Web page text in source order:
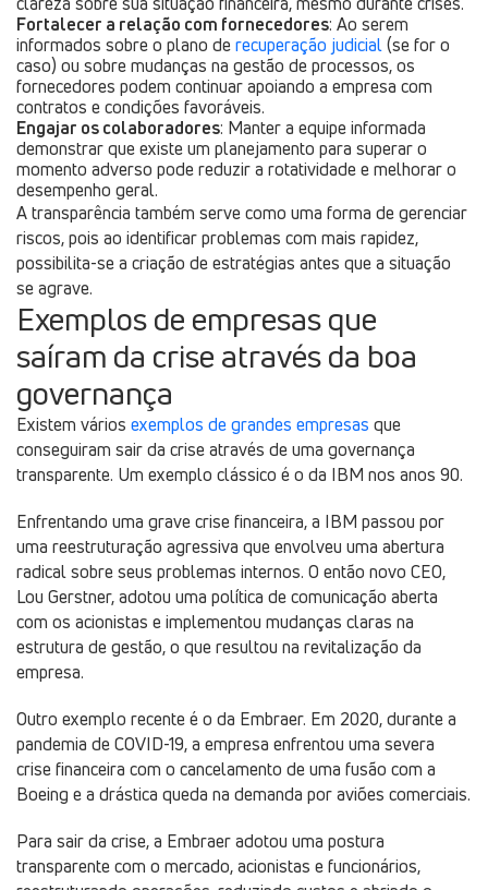
Fortalecer a relação com fornecedores: Ao serem
informados sobre o plano derecuperação judicial(se for o
caso) ou sobre mudanças na gestão de processos, os
fornecedores podem continuar apoiando a empresa com
contratos e condições favoráveis.
Engajar os colaboradores: Manter a equipe informada
demonstrar que existe um planejamento para superar o
momento adverso pode reduzir a rotatividade e melhorar o
desempenho geral.
A transparência também serve como uma forma de gerenciar
riscos, pois ao identificar problemas com mais rapidez,
possibilita-se a criação de estratégias antes que a situação
se agrave.
Exemplos de empresas que
saíram da crise através da boa
governança
Existem vários exemplos de grandes empresas que
conseguiram sair da crise através de uma governança
transparente. Um exemplo clássico é o da IBM nos anos 90.
Enfrentando uma grave crise financeira, a IBM passou por
uma reestruturação agressiva que envolveu uma abertura
radical sobre seus problemas internos. O então novo CEO,
Lou Gerstner, adotou uma política de comunicação aberta
com os acionistas e implementou mudanças claras na
estrutura de gestão, o que resultou na revitalização da
empresa.
Outro exemplo recente é o da Embraer. Em 2020, durante a
pandemia de COVID-19, a empresa enfrentou uma severa
crise financeira com o cancelamento de uma fusão com a
Boeing e a drástica queda na demanda por aviões comerciais.
Para sair da crise, a Embraer adotou uma postura
transparente com o mercado, acionistas e funcionários,